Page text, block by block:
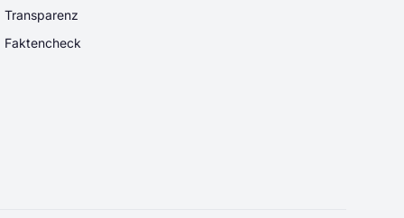
Transparenz
Faktencheck